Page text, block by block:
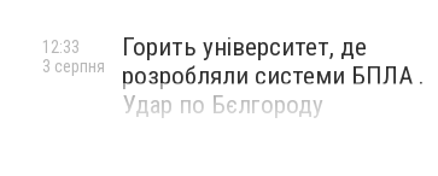
Горить університет, де
розробляли системи БПЛА .
Удар по Бєлгороду
12:33
3 серпня